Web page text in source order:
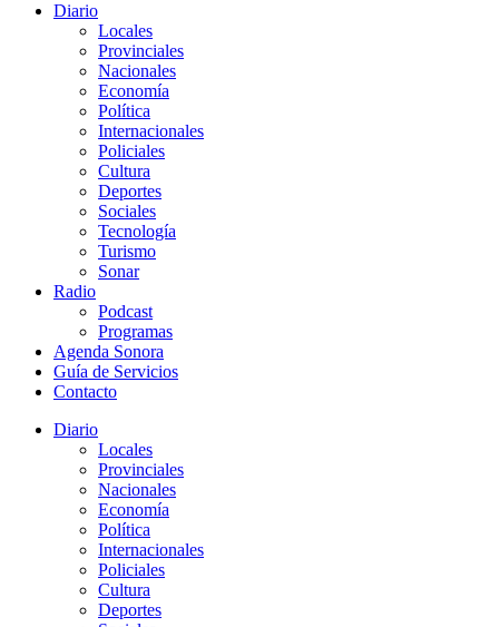
Diario
Locales
Provinciales
Nacionales
Economía
Política
Internacionales
Policiales
Cultura
Deportes
Sociales
Tecnología
Turismo
Sonar
Radio
Podcast
Programas
Agenda Sonora
Guía de Servicios
Contacto
Diario
Locales
Provinciales
Nacionales
Economía
Política
Internacionales
Policiales
Cultura
Deportes